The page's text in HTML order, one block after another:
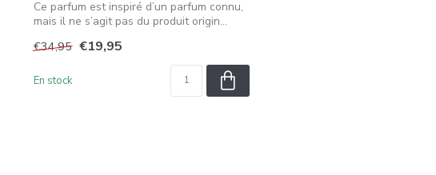
Ce parfum est inspiré d’un parfum connu,
mais il ne s’agit pas du produit origin...
€34,95 €19,95
En stock